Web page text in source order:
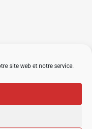
site web et notre service.